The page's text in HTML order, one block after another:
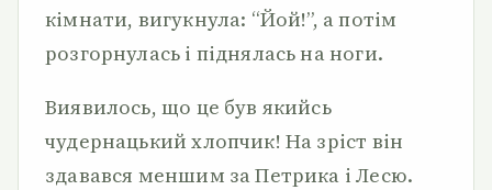
кімнати, вигукнула: “Йой!”, а потім
розгорнулась і піднялась на ноги.
Виявилось, що це був якийсь
чудернацький хлопчик! На зріст він
здавався меншим за Петрика і Лесю.